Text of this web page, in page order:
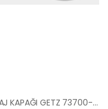
BAGAJ KAPAĞI GETZ 73700-1C060-YS